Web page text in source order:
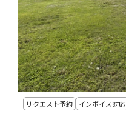
リクエスト予約 インボイス対応